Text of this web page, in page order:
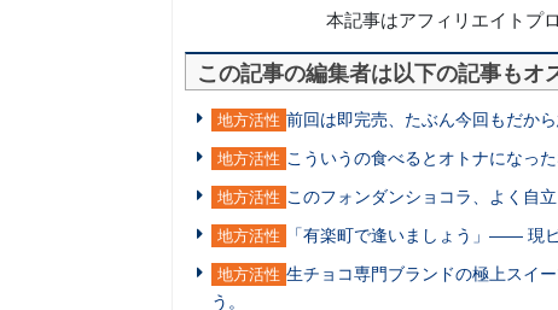
本記事はアフィリエイトプ
この記事の編集者は以下の記事もオ
地方活性 前回は即完売、たぶん今回もだか
地方活性 こういうの食べるとオトナになっ
地方活性 このフォンダンショコラ、よく自
地方活性 「有楽町で逢いましょう」―― 現
地方活性 生チョコ専門ブランドの極上スイ
う。